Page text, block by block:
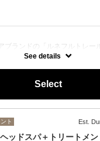
ブランドの「ルネフルトレー
めするヘッドスパです。
時間は４５分になります。
ント→¥15400
See details
Select
ト Est.
ッドスパ＋トリートメン